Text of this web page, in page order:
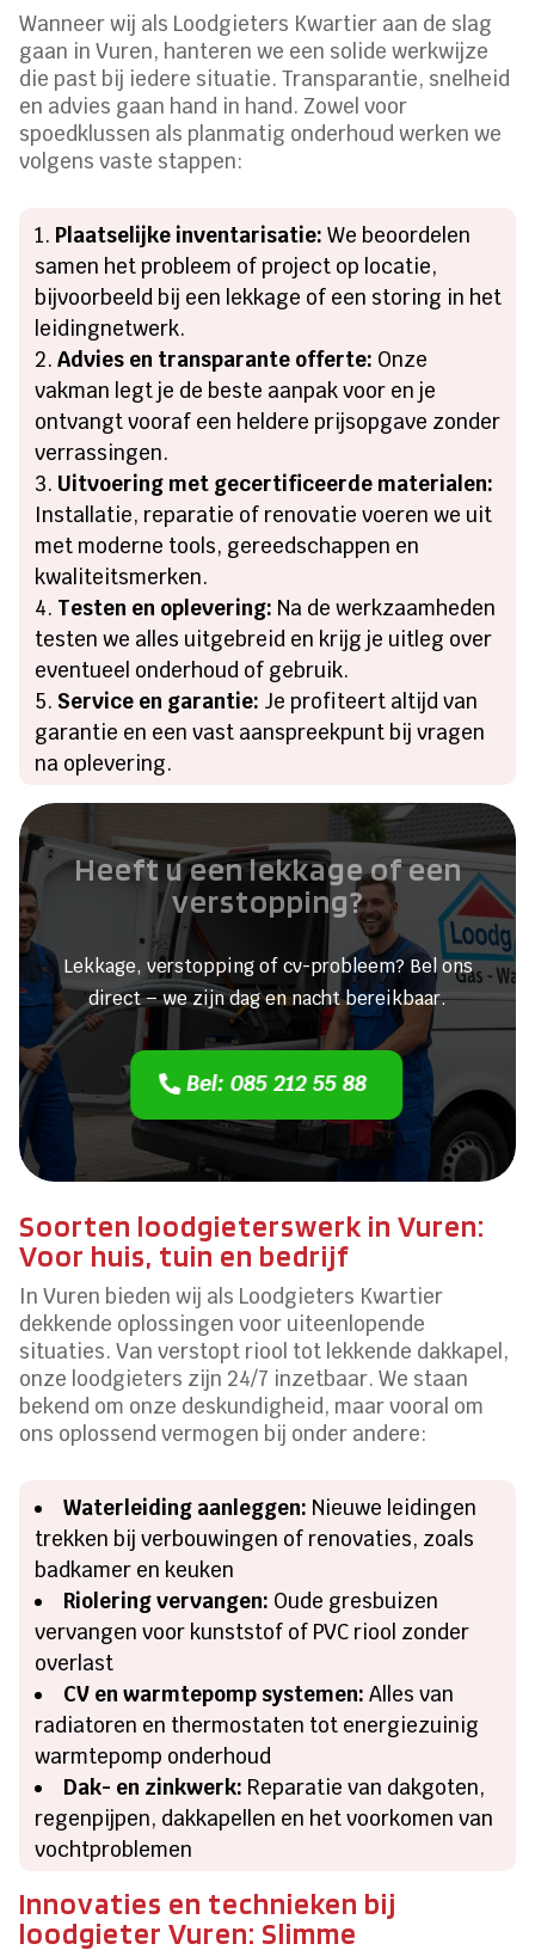
Wanneer wij als Loodgieters Kwartier aan de slag
gaan in Vuren, hanteren we een solide werkwijze
die past bij iedere situatie. Transparantie, snelheid
en advies gaan hand in hand. Zowel voor
spoedklussen als planmatig onderhoud werken we
volgens vaste stappen:
Plaatselijke inventarisatie: We beoordelen
samen het probleem of project op locatie,
bijvoorbeeld bij een lekkage of een storing in het
leidingnetwerk.
Advies en transparante offerte: Onze
vakman legt je de beste aanpak voor en je
ontvangt vooraf een heldere prijsopgave zonder
verrassingen.
Uitvoering met gecertificeerde materialen:
Installatie, reparatie of renovatie voeren we uit
met moderne tools, gereedschappen en
kwaliteitsmerken.
Testen en oplevering: Na de werkzaamheden
testen we alles uitgebreid en krijg je uitleg over
eventueel onderhoud of gebruik.
Service en garantie: Je profiteert altijd van
garantie en een vast aanspreekpunt bij vragen
na oplevering.
Heeft u een lekkage of een
verstopping?
Lekkage, verstopping of cv-probleem? Bel ons
direct – we zijn dag en nacht bereikbaar.
Bel: 085 212 55 88
Soorten loodgieterswerk in Vuren:
Voor huis, tuin en bedrijf
In Vuren bieden wij als Loodgieters Kwartier
dekkende oplossingen voor uiteenlopende
situaties. Van verstopt riool tot lekkende dakkapel,
onze loodgieters zijn 24/7 inzetbaar. We staan
bekend om onze deskundigheid, maar vooral om
ons oplossend vermogen bij onder andere:
Waterleiding aanleggen: Nieuwe leidingen
trekken bij verbouwingen of renovaties, zoals
badkamer en keuken
Riolering vervangen: Oude gresbuizen
vervangen voor kunststof of PVC riool zonder
overlast
CV en warmtepomp systemen: Alles van
radiatoren en thermostaten tot energiezuinig
warmtepomp onderhoud
Dak- en zinkwerk: Reparatie van dakgoten,
regenpijpen, dakkapellen en het voorkomen van
vochtproblemen
Innovaties en technieken bij
loodgieter Vuren: Slimme